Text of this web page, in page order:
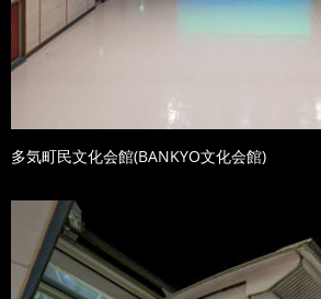
多気町民文化会館(BANKYO文化会館)